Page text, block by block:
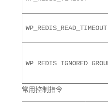
WP_REDIS_READ_TIMEOUT
常用控制指令